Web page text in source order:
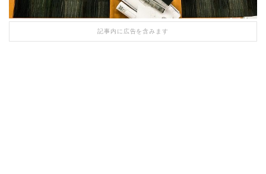
記事内に広告を含みます